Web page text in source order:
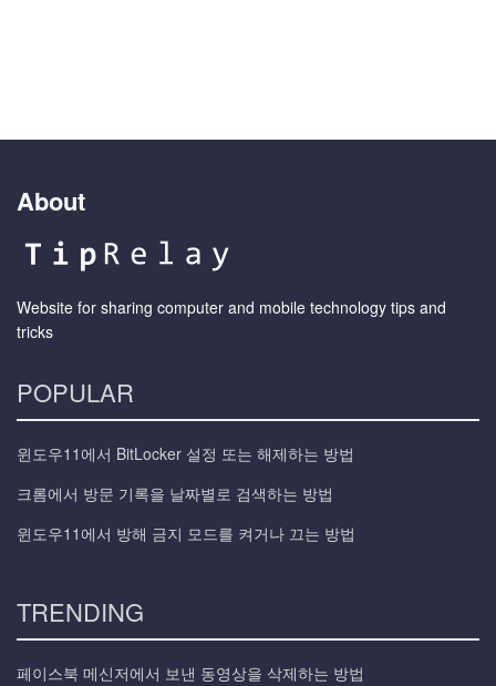
About
Website for sharing computer and mobile technology tips and
tricks
POPULAR
윈도우11에서 BitLocker 설정 또는 해제하는 방법
크롬에서 방문 기록을 날짜별로 검색하는 방법
윈도우11에서 방해 금지 모드를 켜거나 끄는 방법
TRENDING
페이스북 메신저에서 보낸 동영상을 삭제하는 방법